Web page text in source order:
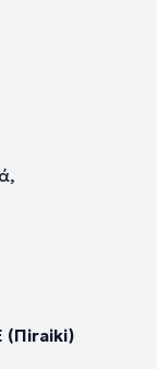
(Πiraiki)